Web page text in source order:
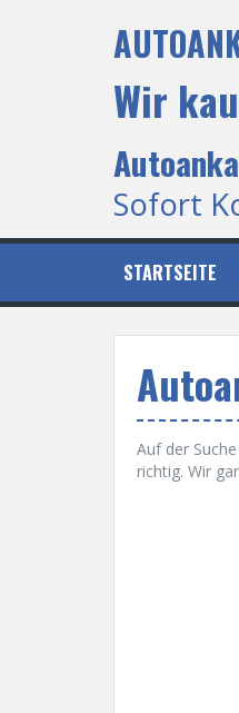
e
Wir
Sofort
STARTSEITE
Auf der
richtig. Wir